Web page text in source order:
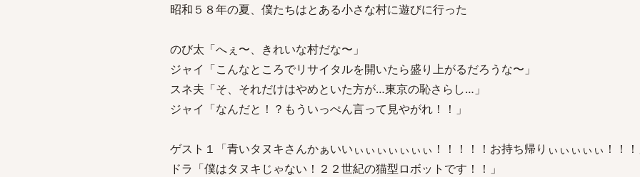
昭和５８年の夏、僕たちはとある小さな村に遊びに行った
のび太「へぇ〜、きれいな村だな〜」
ジャイ「こんなところでリサイタルを開いたら盛り上がるだろうな〜」
スネ夫「そ、それだけはやめといた方が…東京の恥さらし…」
ジャイ「なんだと！？もういっぺん言って見やがれ！！」
ゲスト１「青いタヌキさんかぁいいぃぃぃぃぃぃぃ！！！！！お持ち帰りぃぃぃぃぃ！！
ドラ「僕はタヌキじゃない！２２世紀の猫型ロボットです！！」